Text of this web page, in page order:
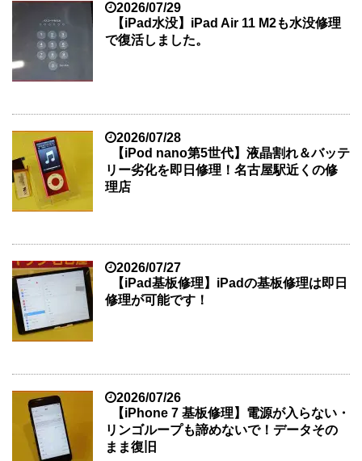
2026/07/29
【iPad水没】iPad Air 11 M2も水没修理
で復活しました。
2026/07/28
【iPod nano第5世代】液晶割れ＆バッテ
リー劣化を即日修理！名古屋駅近くの修
理店
2026/07/27
【iPad基板修理】iPadの基板修理は即日
修理が可能です！
2026/07/26
【iPhone 7 基板修理】電源が入らない・
リンゴループも諦めないで！データその
まま復旧